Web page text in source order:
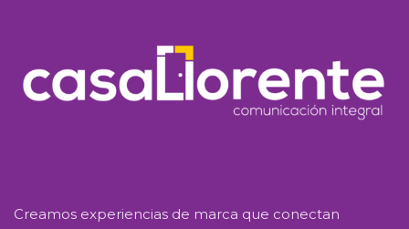
Creamos experiencias de marca que conectan